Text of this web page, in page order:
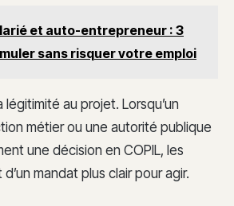
et auto-entrepreneur : 3
sans risquer votre emploi
légitimité au projet. Lorsqu’un
métier ou une autorité publique
une décision en COPIL, les
mandat plus clair pour agir.